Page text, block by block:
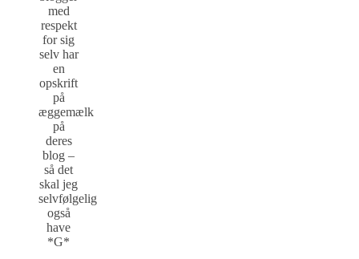
med
respekt
for sig
selv har
en
opskrift
på
æggemælk
på
deres
blog –
så det
skal jeg
selvfølgelig
også
have
*G*